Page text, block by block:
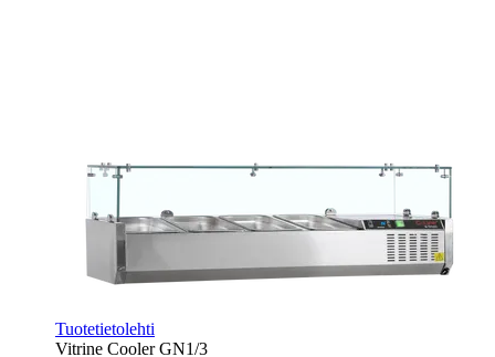
Tuotetietolehti
Vitrine Cooler GN1/3